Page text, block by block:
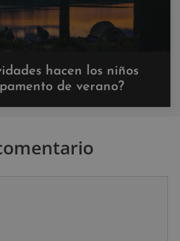
hacen los niños
de verano?